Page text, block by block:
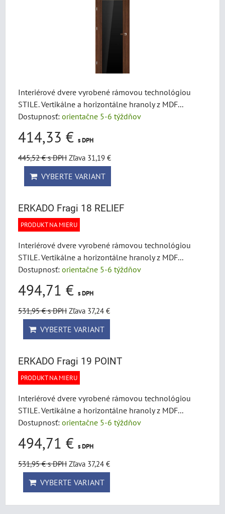
Interiérové dvere vyrobené rámovou technológiou
STILE. Vertikálne a horizontálne hranoly z MDF...
Dostupnosť: orientačne 5-6 týždňov
414,33 € s DPH
445,52 €s DPH Zľava 31,19 €
VYBERTE VARIANT
ERKADO Fragi 18 RELIEF
PRODUKT NA MIERU
Interiérové dvere vyrobené rámovou technológiou
STILE. Vertikálne a horizontálne hranoly z MDF...
Dostupnosť: orientačne 5-6 týždňov
494,71 € s DPH
531,95 €s DPH Zľava 37,24 €
VYBERTE VARIANT
ERKADO Fragi 19 POINT
PRODUKT NA MIERU
Interiérové dvere vyrobené rámovou technológiou
STILE. Vertikálne a horizontálne hranoly z MDF...
Dostupnosť: orientačne 5-6 týždňov
494,71 € s DPH
531,95 €s DPH Zľava 37,24 €
VYBERTE VARIANT